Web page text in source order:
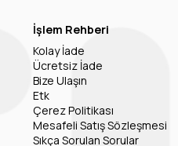
İşlem Rehberi
Kolay İade
Ücretsiz İade
Bize Ulaşın
Etk
Çerez Politikası
Mesafeli Satış Sözleşmesi
Sıkça Sorulan Sorular